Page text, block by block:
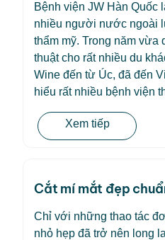
Bệnh viện JW Hàn Quốc
nhiều người nước ngoài
thẩm mỹ. Trong năm vừa
thuật cho rất nhiều du
Wine đến từ Úc, đã đến
hiểu rất nhiều bệnh viện
Xem tiếp
Cắt mí mắt đẹp
Chỉ với những thao tác
nhỏ hẹp đã trở nên long